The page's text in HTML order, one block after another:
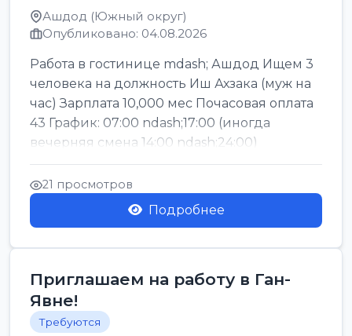
Ашдод (Южный округ)
Опубликовано: 04.08.2026
Работа в гостинице mdash; Ашдод Ищем 3
человека на должность Иш Ахзака (муж на
час) Зарплата 10,000 мес Почасовая оплата
43 График: 07:00 ndash;17:00 (иногда
вечерняя смена 14:00 ndash;24:00)
Обязател...
21 просмотров
Подробнее
Приглашаем на работу в Ган-
Явне!
Требуются